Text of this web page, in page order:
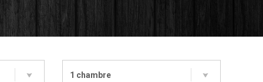
1 chambre